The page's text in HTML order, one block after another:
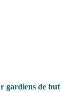
gardiens de but